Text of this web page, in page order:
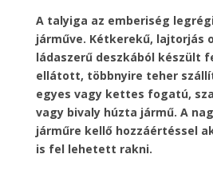
A talyiga az emberiség
járműve. Kétkerekű, lajtorjás
ládaszerű deszkából készült
ellátott, többnyire teher
egyes vagy kettes fogatú,
vagy bivaly húzta jármű. A
járműre kellő hozzáértéssel
is fel lehetett rakni.